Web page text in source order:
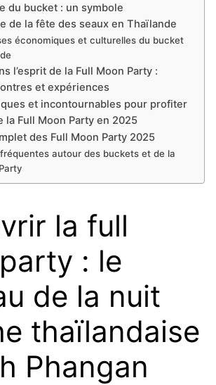
du bucket : un symbole
de la fête des seaux en Thaïlande
économiques et culturelles du bucket
l’esprit de la Full Moon Party :
et expériences
et incontournables pour profiter
la Full Moon Party en 2025
des Full Moon Party 2025
autour des buckets et de la
la full
: le
de la nuit
thaïlandaise
Phangan